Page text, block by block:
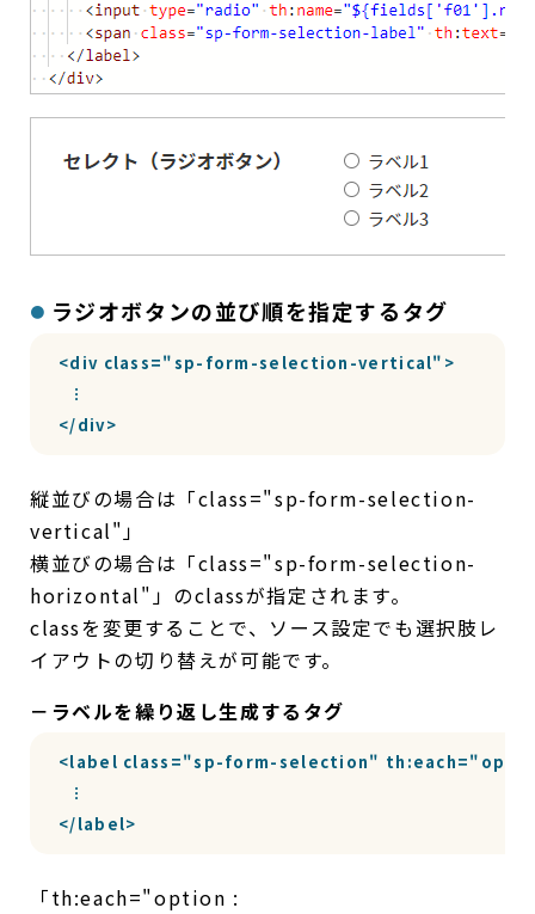
ラジオボタンの並び順を指定するタグ
<div class="sp-form-selection-vertical">
  ︙
</div>
縦並びの場合は「class="sp-form-selection-
vertical"」
横並びの場合は「class="sp-form-selection-
horizontal"」のclassが指定されます。
classを変更することで、ソース設定でも選択肢レ
イアウトの切り替えが可能です。
－ラベルを繰り返し生成するタグ
<label class="sp-form-selection"
  ︙
</label>
「th:each="option :